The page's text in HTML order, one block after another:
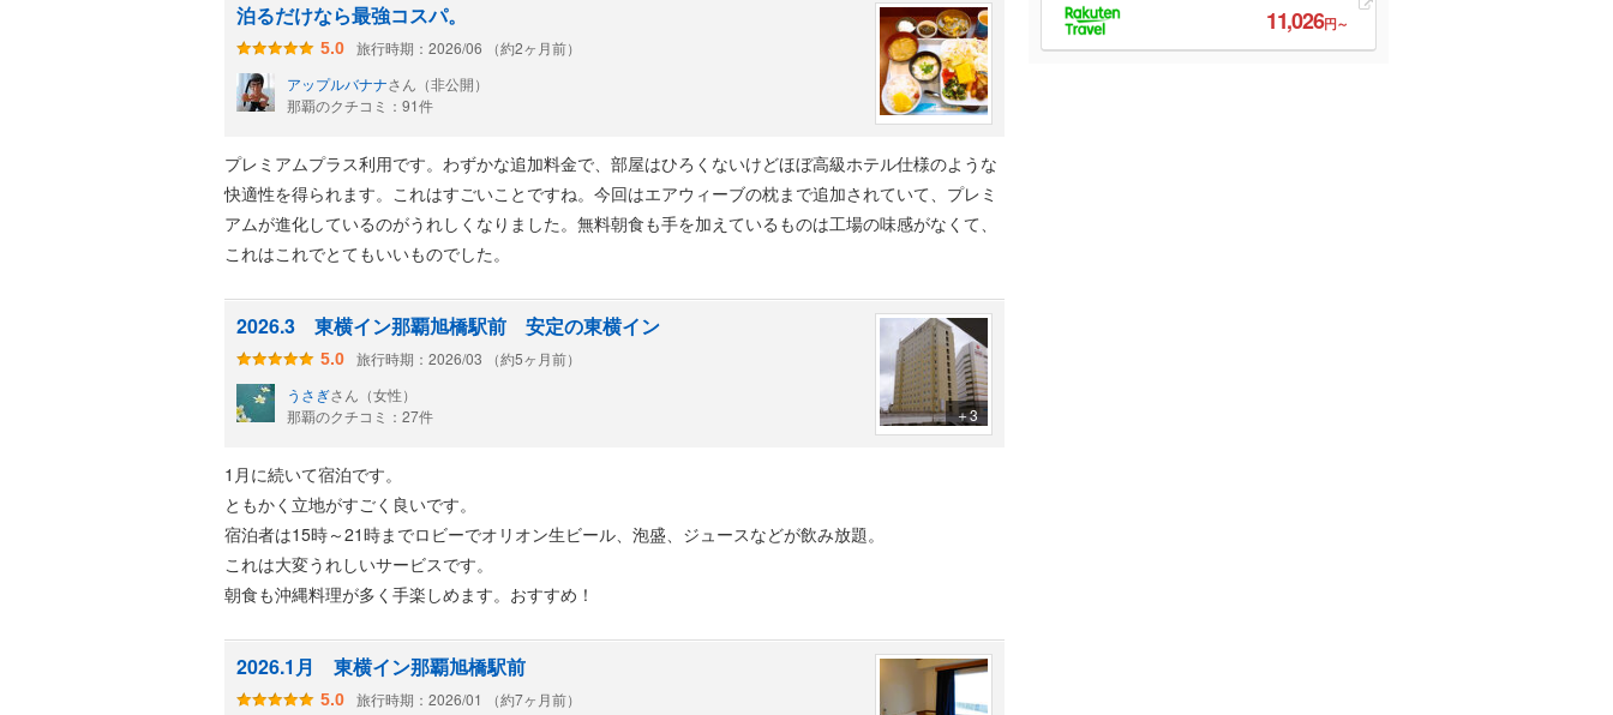
泊るだけなら最強コスパ。
5.0
旅行時期：2026/06 （約2ヶ月前）
アップルバナナさん（非公開）
那覇のクチコミ：91件
プレミアムプラス利用です。わずかな追加料金で、部屋はひろくないけどほぼ高級ホテル仕様のような
快適性を得られます。これはすごいことですね。今回はエアウィーブの枕まで追加されていて、プレミ
アムが進化しているのがうれしくなりました。無料朝食も手を加えているものは工場の味感がなくて、
これはこれでとてもいいものでした。
2026.3 東横イン那覇旭橋駅前 安定の東横イン
5.0
旅行時期：2026/03 （約5ヶ月前）
うさぎさん（女性）
那覇のクチコミ：27件
＋3
1月に続いて宿泊です。
ともかく立地がすごく良いです。
宿泊者は15時～21時までロビーでオリオン生ビール、泡盛、ジュースなどが飲み放題。
これは大変うれしいサービスです。
朝食も沖縄料理が多く手楽しめます。おすすめ！
2026.1月 東横イン那覇旭橋駅前
5.0
旅行時期：2026/01 （約7ヶ月前）
11,026円～